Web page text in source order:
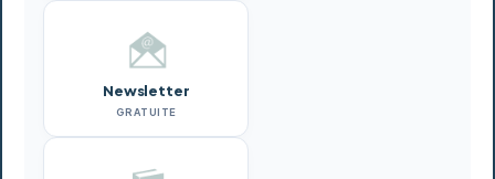
Newsletter
GRATUITE